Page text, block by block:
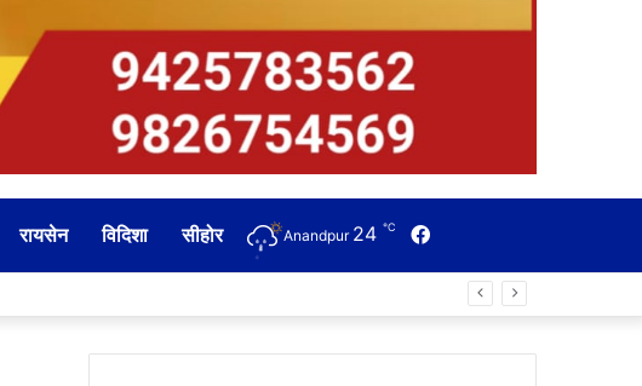
रायसेन विदिशा सीहोर Facebook
Anandpur 24 ℃